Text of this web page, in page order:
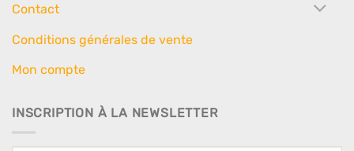
Contact
Conditions générales de vente
Mon compte
INSCRIPTION À LA NEWSLETTER